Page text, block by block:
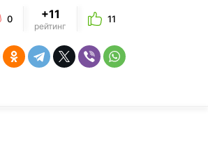
0 +11
рейтинг
11